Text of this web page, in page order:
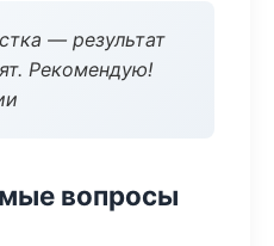
— результат
Рекомендую!
вопросы